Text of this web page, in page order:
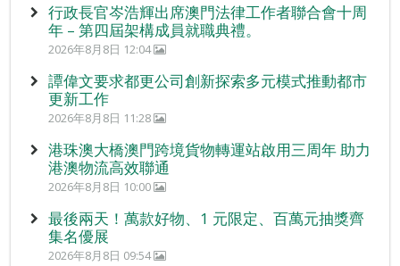
行政長官岑浩輝出席澳門法律工作者聯合會十周
年 – 第四屆架構成員就職典禮。
2026年8月8日 12:04
譚偉文要求都更公司創新探索多元模式推動都市
更新工作
2026年8月8日 11:28
港珠澳大橋澳門跨境貨物轉運站啟用三周年 助力
港澳物流高效聯通
2026年8月8日 10:00
最後兩天！萬款好物、1 元限定、百萬元抽獎齊
集名優展
2026年8月8日 09:54